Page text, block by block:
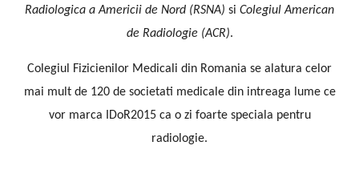
Radiologica a Americii de Nord (RSNA) si Colegiul American
de Radiologie (ACR).
Colegiul Fizicienilor Medicali din Romania se alatura celor
mai mult de 120 de societati medicale din intreaga lume ce
vor marca IDoR2015 ca o zi foarte speciala pentru
radiologie.